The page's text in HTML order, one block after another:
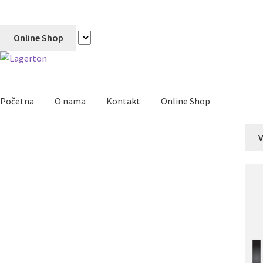
Online Shop
Početna O nama Kontakt Online Shop